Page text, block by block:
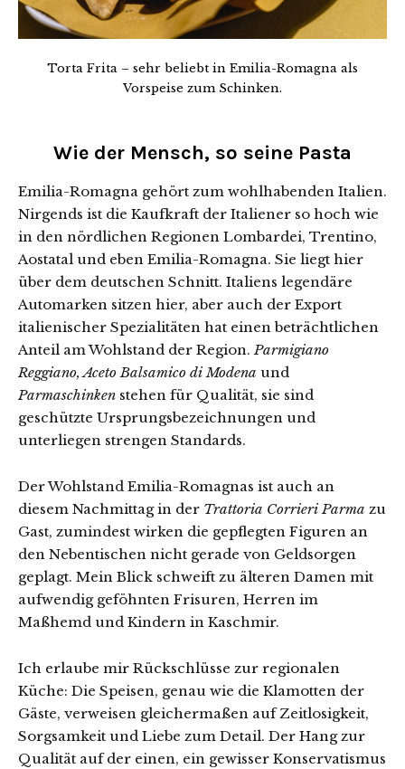
Torta Frita – sehr beliebt in Emilia-Romagna als
Vorspeise zum Schinken.
Wie der Mensch, so seine Pasta
Emilia-Romagna gehört zum wohlhabenden Italien.
Nirgends ist die Kaufkraft der Italiener so hoch wie
in den nördlichen Regionen Lombardei, Trentino,
Aostatal und eben Emilia-Romagna. Sie liegt hier
über dem deutschen Schnitt. Italiens legendäre
Automarken sitzen hier, aber auch der Export
italienischer Spezialitäten hat einen beträchtlichen
Anteil am Wohlstand der Region.Parmigiano
Reggiano, Aceto Balsamico di Modena und
Parmaschinken stehen für Qualität, sie sind
geschützte Ursprungsbezeichnungen und
unterliegen strengen Standards.
Der Wohlstand Emilia-Romagnas ist auch an
diesem Nachmittag in der Trattoria Corrieri Parma zu
Gast, zumindest wirken die gepflegten Figuren an
den Nebentischen nicht gerade von Geldsorgen
geplagt. Mein Blick schweift zu älteren Damen mit
aufwendig geföhnten Frisuren, Herren im
Maßhemd und Kindern in Kaschmir.
Ich erlaube mir Rückschlüsse zur regionalen
Küche: Die Speisen, genau wie die Klamotten der
Gäste, verweisen gleichermaßen auf Zeitlosigkeit,
Sorgsamkeit und Liebe zum Detail. Der Hang zur
Qualität auf der einen, ein gewisser Konservatismus